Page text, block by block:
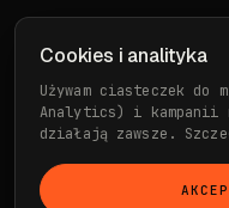
Cookies i analityka
Używam ciasteczek do
Analytics) i kampanii
działają zawsze.